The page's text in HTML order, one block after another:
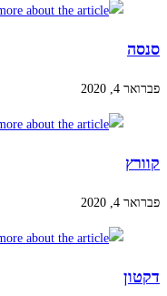
סנסה
פברואר 4, 2020
קוורץ
פברואר 4, 2020
דקטון